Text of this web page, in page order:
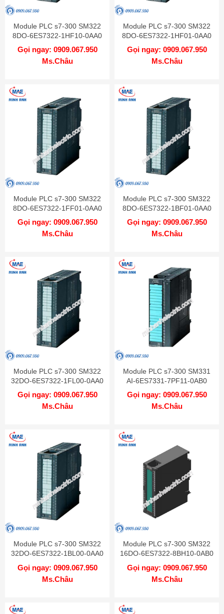
Module PLC s7-300 SM322
8DO-6ES7322-1HF10-0AA0
Gọi ngay: 0909.067.950
Ms.Châu
Module PLC s7-300 SM322
8DO-6ES7322-1HF01-0AA0
Gọi ngay: 0909.067.950
Ms.Châu
Module PLC s7-300 SM322
8DO-6ES7322-1FF01-0AA0
Gọi ngay: 0909.067.950
Ms.Châu
Module PLC s7-300 SM322
8DO-6ES7322-1BF01-0AA0
Gọi ngay: 0909.067.950
Ms.Châu
Module PLC s7-300 SM322
32DO-6ES7322-1FL00-0AA0
Gọi ngay: 0909.067.950
Ms.Châu
Module PLC s7-300 SM331
AI-6ES7331-7PF11-0AB0
Gọi ngay: 0909.067.950
Ms.Châu
Module PLC s7-300 SM322
32DO-6ES7322-1BL00-0AA0
Gọi ngay: 0909.067.950
Ms.Châu
Module PLC s7-300 SM322
16DO-6ES7322-8BH10-0AB0
Gọi ngay: 0909.067.950
Ms.Châu